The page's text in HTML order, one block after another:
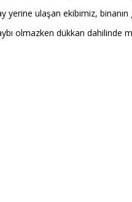
ulaşan ekibimiz,
olmazken dükkan dahilinde